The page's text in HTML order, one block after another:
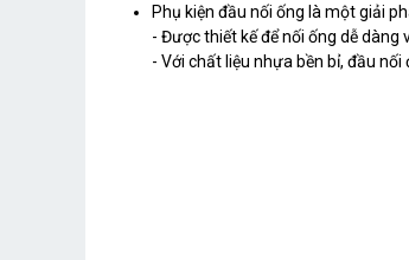
Phụ kiện đầu nối ống là một giải
- Được thiết kế để nối ống dễ dàng
- Với chất liệu nhựa bền bỉ, đầu